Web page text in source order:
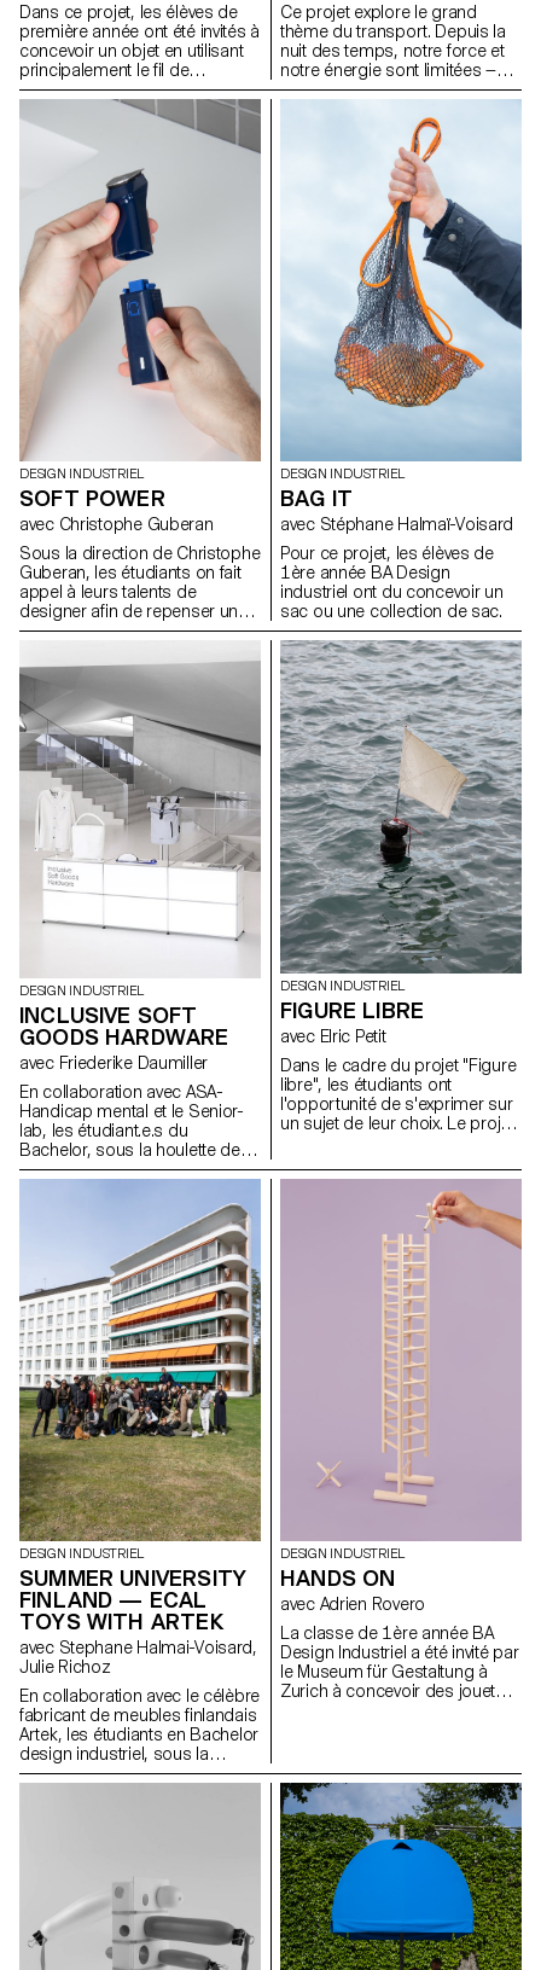
Dans ce projet, les élèves de
première année ont été invités à
concevoir un objet en utilisant
principalement le fil de
fercomme matériau de
création. L’objectif était
d’explorer les possibilités
expressives et structurelles de
cette matière linéaire et
malléable, en développant une
approche personnelle et
innovante. Plier, tordre, tresser
ou souder le fil devenait un
moyen d’expérimenter la forme,
l’équilibre et la légèreté, tout en
repensant la fonction de l’objet
à travers la contrainte du
matériau.
Ce projet explore le grand
thème du transport. Depuis la
nuit des temps, notre force et
notre énergie sont limitées —
c’est pourquoi nous avons
pour déplacer les choses qui
nous entourent. Les élèves de
première année devaient
concevoir un objet capable de
déplacer ou de transporter
intelligemment et
confortablement les éléments
de leur choix.
DESIGN INDUSTRIEL
SOFT POWER
avec Christophe Guberan
Sous la direction de Christophe
Guberan, les étudiants on fait
appel à leurs talents de
designer afin de repenser un
objet du quotidient qui
d’énergie qu’il ne devrait.Grace
à leurs sens de l’observation ils
ont choisis une typologie
d’objet contemporain
énergivore et on réduit sa
dépendance en énergie lors de
son utilisation.
DESIGN INDUSTRIEL
BAG IT
avec Stéphane Halmaï-Voisard
Pour ce projet, les élèves de
1ère année BA Design
industriel ont du concevoir un
sac ou une collection de sac.
DESIGN INDUSTRIEL
INCLUSIVE SOFT
GOODS HARDWARE
avec Friederike Daumiller
En collaboration avec ASA-
Handicap mental et le Senior-
lab, les étudiant.e.s du
Bachelor, sous la houlette de la
designer Friederike Daumiller,
pièces de fermeture et de
systèmes de fixation pour
vêtements, sacs et accessoires
à porter qui facilitent leur
utilisation, contribuant ainsi à
les rendre plus universels et
inclusifs.
DESIGN INDUSTRIEL
FIGURE LIBRE
avec Elric Petit
Dans le cadre du projet "Figure
libre", les étudiants ont
l'opportunité de s'exprimer sur
un sujet de leur choix. Le projet
leur mémoire, ainsi que le choix
d'un domaine correspondant à
professionnelles après leurs
études, que ce soit dans le
mobilier, la mobilité, les objets
connectés ou tout autre
DESIGN INDUSTRIEL
SUMMER UNIVERSITY
FINLAND — ECAL
TOYS WITH ARTEK
avec Stephane Halmai-Voisard,
Julie Richoz
En collaboration avec le célèbre
fabricant de meubles finlandais
Artek, les étudiants en Bachelor
design industriel, sous la
direction de la designer Julie
l'esprit d'Artek et de ses
fondateurs, les produits
favorisent une fabrication
responsable et cherchent à
DESIGN INDUSTRIEL
HANDS ON
avec Adrien Rovero
La classe de 1ère année BA
Design Industriel a été invité par
le Museum für Gestaltung à
Zurich à concevoir des jouets